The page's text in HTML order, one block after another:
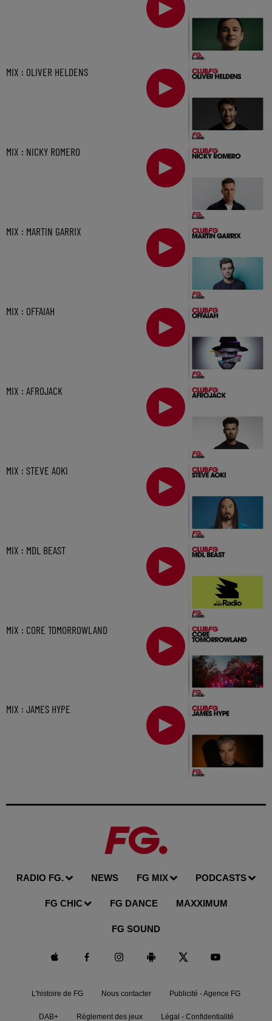
MIX : OLIVER HELDENS
MIX : NICKY ROMERO
MIX : MARTIN GARRIX
MIX : OFFAIAH
MIX : AFROJACK
MIX : STEVE AOKI
MIX : MDL BEAST
MIX : CORE TOMORROWLAND
MIX : JAMES HYPE
RADIO FG. NEWS FG MIX PODCASTS
FG CHIC FG DANCE MAXXIMUM
FG SOUND
L'histoire de FG Nous contacter Publicité - Agence FG
DAB+ Règlement des jeux Légal - Confidentialité